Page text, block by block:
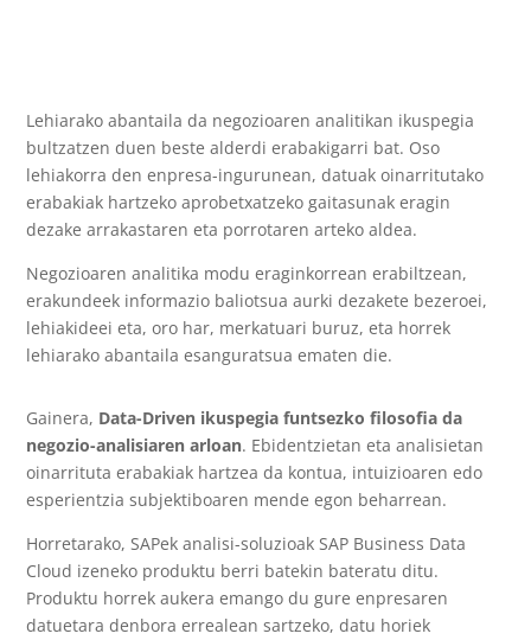
Lehiarako abantaila da negozioaren analitikan ikuspegia
bultzatzen duen beste alderdi erabakigarri bat. Oso
lehiakorra den enpresa-ingurunean, datuak oinarritutako
erabakiak hartzeko aprobetxatzeko gaitasunak eragin
dezake arrakastaren eta porrotaren arteko aldea.
Negozioaren analitika modu eraginkorrean erabiltzean,
erakundeek informazio baliotsua aurki dezakete bezeroei,
lehiakideei eta, oro har, merkatuari buruz, eta horrek
lehiarako abantaila esanguratsua ematen die.
Gainera, Data-Driven ikuspegia funtsezko filosofia da
negozio-analisiaren arloan. Ebidentzietan eta analisietan
oinarrituta erabakiak hartzea da kontua, intuizioaren edo
esperientzia subjektiboaren mende egon beharrean.
Horretarako, SAPek analisi-soluzioak SAP Business Data
Cloud izeneko produktu berri batekin bateratu ditu.
Produktu horrek aukera emango du gure enpresaren
datuetara denbora errealean sartzeko, datu horiek